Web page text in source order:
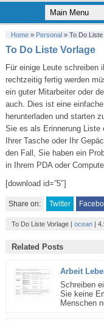
Home» Personal» To Do Liste
To Do Liste Vorlage
Für einige Leute schreiben
rechtzeitig fertig werden
ein guter Mitarbeiter oder
auch. Dies ist eine einfache
herunterladen und starten
Sie es als Erinnerung Liste
Ihrer Tasche oder Ihr
den Fall, Sie haben ein
in Ihrem PDA oder
[download id=”5″]
Share on: Twitter
To Do Liste Vorlage| ocean |
Related Posts
Arbeit
Schreiben
Sie keine
Menschen